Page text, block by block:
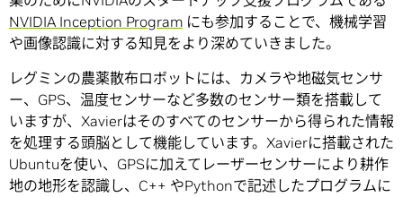
NVIDIA Inception Program にも参加することで、機械学習
や画像認識に対する知見をより深めていきました。
レグミンの農薬散布ロボットには、カメラや地磁気センサ
ー、GPS、温度センサーなど多数のセンサー類を搭載して
いますが、Xavierはそのすべてのセンサーから得られた情報
を処理する頭脳として機能しています。Xavierに搭載された
Ubuntuを使い、GPSに加えてレーザーセンサーにより耕作
地の地形を認識し、C++ やPythonで記述したプログラムに